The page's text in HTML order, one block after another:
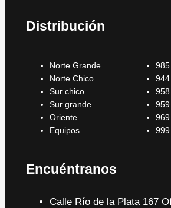
Distribución
Norte Grande
Norte Chico
Sur chico
Sur grande
Oriente
Equipos
944
Encuéntranos
Calle Río de la Plata 167